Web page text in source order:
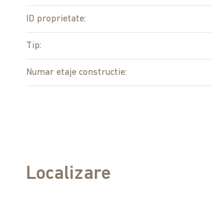
ID proprietate:
Tip:
Numar etaje constructie:
Localizare